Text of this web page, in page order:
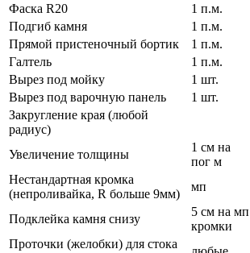
Фаска R20
1 п.м.
Подгиб камня
1 п.м.
Прямой пристеночный бортик
1 п.м.
Галтель
1 п.м.
Вырез под мойку
1 шт.
Вырез под варочную панель
1 шт.
Закругление края (любой
радиус)
Увеличение толщины
1 см на
пог м
Нестандартная кромка
(непроливайка, R больше 9мм)
мп
Подклейка камня снизу
5 см на мп
кромки
Проточки (желобки) для стока